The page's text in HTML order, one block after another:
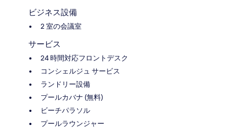
ビジネス設備
2 室の会議室
サービス
24 時間対応フロントデスク
コンシェルジュ サービス
ランドリー設備
プールカバナ (無料)
ビーチパラソル
プールラウンジャー